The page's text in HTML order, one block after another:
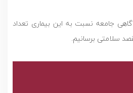
جامعه نسبت به این بیماری تعداد
سلامتی برسانیم.